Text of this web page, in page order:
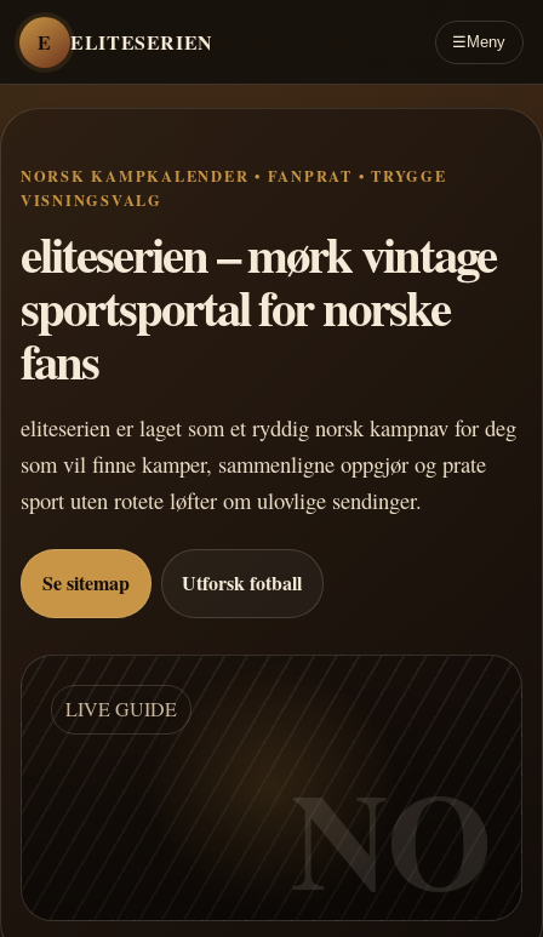
E ELITESERIEN ☰ Meny
NORSK KAMPKALENDER • FANPRAT • TRYGGE
VISNINGSVALG
eliteserien – mørk vintage
sportsportal for norske
fans
eliteserien er laget som et ryddig norsk kampnav for deg
som vil finne kamper, sammenligne oppgjør og prate
sport uten rotete løfter om ulovlige sendinger.
Se sitemap Utforsk fotball
LIVE GUIDE
NO